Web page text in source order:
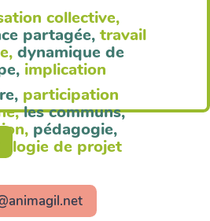
collective,
partagée, travail
dynamique de
implication
participation
les communs,
pédagogie,
de projet